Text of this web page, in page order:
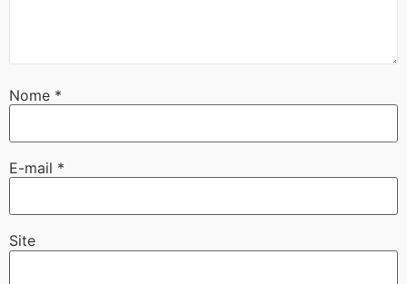
Nome *
E-mail *
Site